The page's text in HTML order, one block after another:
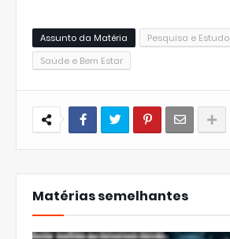
Assunto da Matéria
Pesquisa e Estudo
Saúde e Bem Estar
Matérias semelhantes